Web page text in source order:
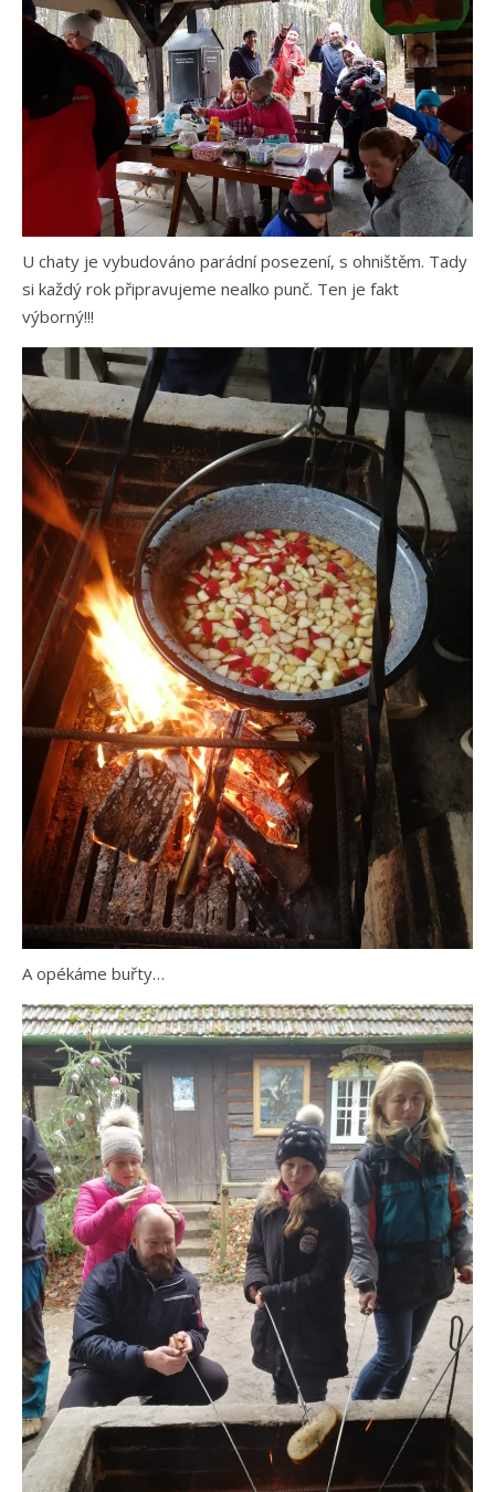
U chaty je vybudováno parádní posezení, s ohništěm. Tady
si každý rok připravujeme nealko punč. Ten je fakt
výborný!!!
A opékáme buřty…